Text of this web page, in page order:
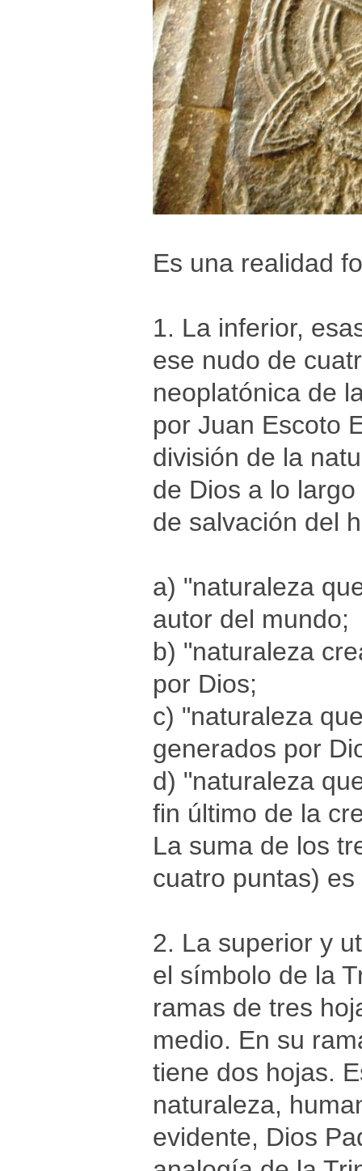
Es una realidad
1. La inferior,
ese nudo de
neoplatónica de
por Juan Escoto
división de la
de Dios a lo
de salvación del
a) "naturaleza
autor del mundo;
b) "naturaleza
por Dios;
c) "naturaleza
generados por
d) "naturaleza
fin último de la
La suma de los
cuatro puntas)
2. La superior y
el símbolo de la
ramas de tres
medio. En su
tiene dos hojas.
naturaleza,
evidente, Dios